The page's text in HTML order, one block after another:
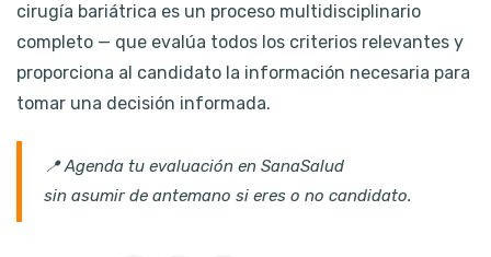
cirugía bariátrica es un proceso multidisciplinario
completo — que evalúa todos los criterios relevantes y
proporciona al candidato la información necesaria para
tomar una decisión informada.
📍 Agenda tu evaluación en SanaSalud
sin asumir de antemano si eres o no candidato.